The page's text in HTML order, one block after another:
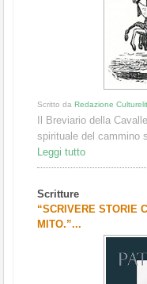
Scritto da Redazione
Il Breviario della
spirituale del cammino
Leggi tutto
Scritture
“SCRIVERE STORIE
MITO.”...